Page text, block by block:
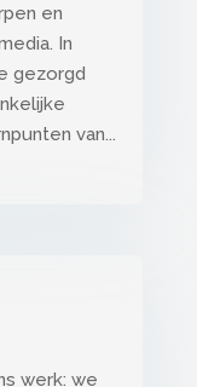
en
In
gezorgd
van...
werk: we